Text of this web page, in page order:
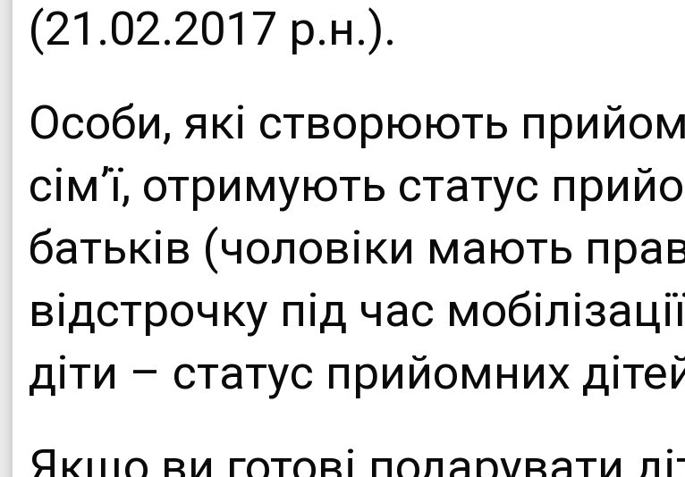
(21.02.2017 р.н.).
Особи, які створюють
сім’ї, отримують статус
батьків (чоловіки мають
відстрочку під час
діти – статус прийомних